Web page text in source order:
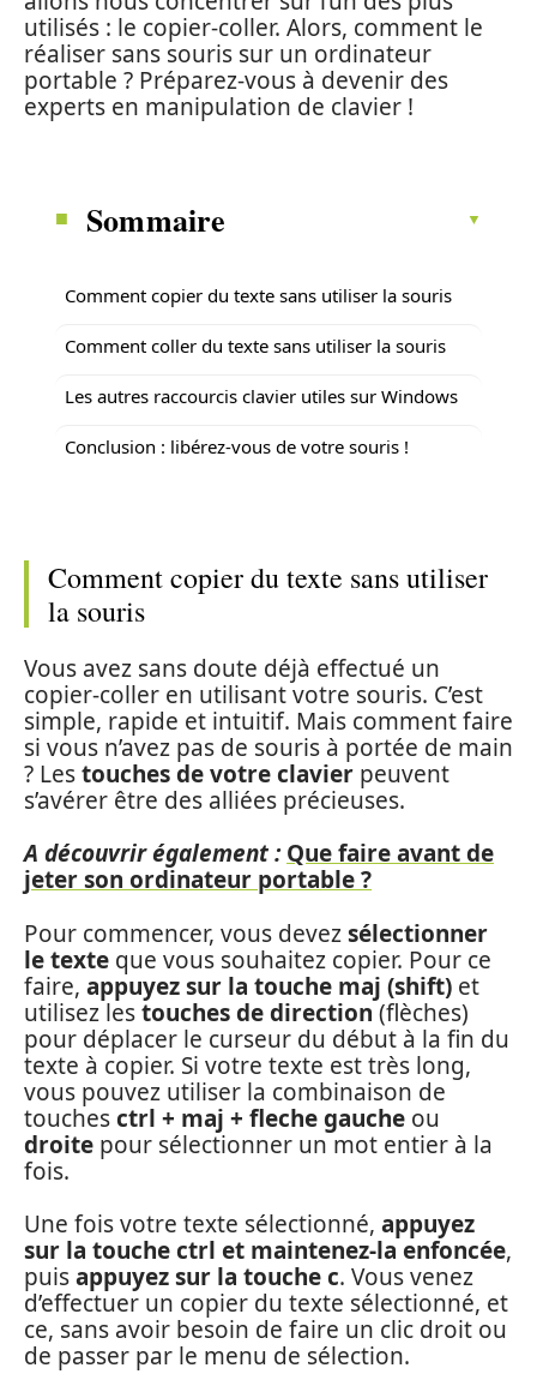
utilisés : le copier-coller. Alors, comment le
réaliser sans souris sur un ordinateur
portable ? Préparez-vous à devenir des
experts en manipulation de clavier !
Sommaire
Comment copier du texte sans utiliser la souris
Comment coller du texte sans utiliser la souris
Les autres raccourcis clavier utiles sur Windows
Conclusion : libérez-vous de votre souris !
Comment copier du texte sans utiliser
la souris
Vous avez sans doute déjà effectué un
copier-coller en utilisant votre souris. C’est
simple, rapide et intuitif. Mais comment faire
si vous n’avez pas de souris à portée de main
? Lestouches de votre clavier peuvent
s’avérer être des alliées précieuses.
A découvrir également : Que faire avant de
jeter son ordinateur portable ?
Pour commencer, vous devezsélectionner
le texte que vous souhaitez copier. Pour ce
faire, appuyez sur la touche maj (shift) et
utilisez lestouches de direction (flèches)
pour déplacer le curseur du début à la fin du
texte à copier. Si votre texte est très long,
vous pouvez utiliser la combinaison de
touchesctrl + maj + fleche gauche ou
droite pour sélectionner un mot entier à la
fois.
Une fois votre texte sélectionné, appuyez
sur la touche ctrl et maintenez-la enfoncée,
puisappuyez sur la touche c. Vous venez
d’effectuer un copier du texte sélectionné, et
ce, sans avoir besoin de faire un clic droit ou
de passer par le menu de sélection.